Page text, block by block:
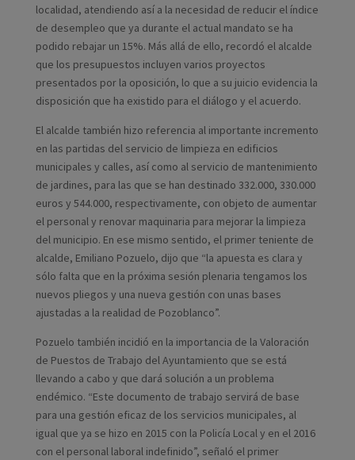
localidad, atendiendo así a la necesidad de reducir el índice
de desempleo que ya durante el actual mandato se ha
podido rebajar un 15%. Más allá de ello, recordó el alcalde
que los presupuestos incluyen varios proyectos
presentados por la oposición, lo que a su juicio evidencia la
disposición que ha existido para el diálogo y el acuerdo.
El alcalde también hizo referencia al importante incremento
en las partidas del servicio de limpieza en edificios
municipales y calles, así como al servicio de mantenimiento
de jardines, para las que se han destinado 332.000, 330.000
euros y 544.000, respectivamente, con objeto de aumentar
el personal y renovar maquinaria para mejorar la limpieza
del municipio. En ese mismo sentido, el primer teniente de
alcalde, Emiliano Pozuelo, dijo que “la apuesta es clara y
sólo falta que en la próxima sesión plenaria tengamos los
nuevos pliegos y una nueva gestión con unas bases
ajustadas a la realidad de Pozoblanco”.
Pozuelo también incidió en la importancia de la Valoración
de Puestos de Trabajo del Ayuntamiento que se está
llevando a cabo y que dará solución a un problema
endémico. “Este documento de trabajo servirá de base
para una gestión eficaz de los servicios municipales, al
igual que ya se hizo en 2015 con la Policía Local y en el 2016
con el personal laboral indefinido”, señaló el primer